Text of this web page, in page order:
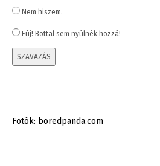
Nem hiszem.
Fúj! Bottal sem nyúlnék hozzá!
SZAVAZÁS
Fotók: boredpanda.com